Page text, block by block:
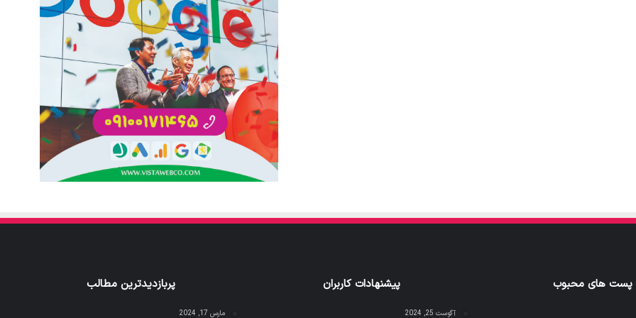
پست های محبوب پیشنهادات کاربران
آگوست 25, 2024
پربازدیدترین مطالب
مارس 17, 2024